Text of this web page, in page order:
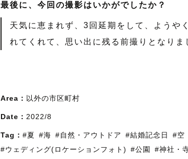
最後に、今回の撮影はいかがでしたか？
天気に恵まれず、3回延期をして、ようや
れてくれて、思い出に残る前撮りとなりま
Area： 以外の市区町村
Date： 2022/8
Tag： #夏 #海 #自然・アウトドア #結婚記念日 #空
#ウェディング(ロケーションフォト)
#公園 #神社・